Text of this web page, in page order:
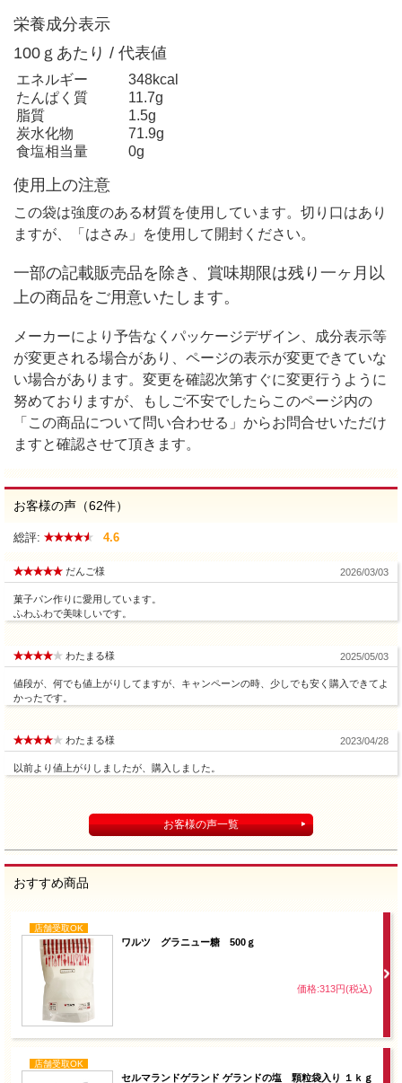
栄養成分表示
100ｇあたり / 代表値
エネルギー
348kcal
たんぱく質
11.7g
脂質
1.5g
炭水化物
71.9g
食塩相当量
0g
使用上の注意
この袋は強度のある材質を使用しています。切り口はあり
ますが、「はさみ」を使用して開封ください。
一部の記載販売品を除き、賞味期限は残り一ヶ月以
上の商品をご用意いたします。
メーカーにより予告なくパッケージデザイン、成分表示等
が変更される場合があり、ページの表示が変更できていな
い場合があります。変更を確認次第すぐに変更行うように
努めておりますが、もしご不安でしたらこのページ内の
「この商品について問い合わせる」からお問合せいただけ
ますと確認させて頂きます。
お客様の声（62件）
総評: 4.6
だんご様 2026/03/03
菓子パン作りに愛用しています。
ふわふわで美味しいです。
わたまる様 2025/05/03
値段が、何でも値上がりしてますが、キャンペーンの時、少しでも安く購入できてよ
かったです。
わたまる様 2023/04/28
以前より値上がりしましたが、購入しました。
お客様の声一覧
おすすめ商品
店舗受取OK
ワルツ グラニュー糖 500ｇ
価格:313円(税込)
店舗受取OK
セルマランドゲランド ゲランドの塩 顆粒袋入り １ｋｇ